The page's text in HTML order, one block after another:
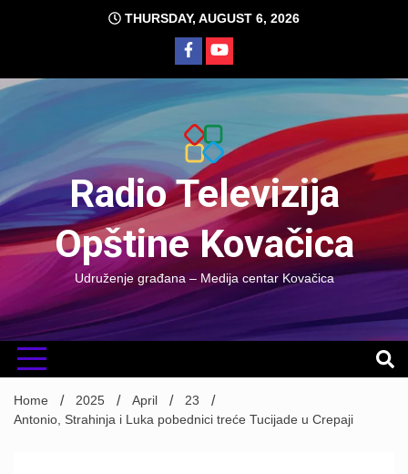
THURSDAY, AUGUST 6, 2026
Radio Televizija
Opštine Kovačica
Udruženje građana – Medija centar Kovačica
Home 2025 April
23
Antonio, Strahinja i Luka pobednici treće Tucijade u Crepaji